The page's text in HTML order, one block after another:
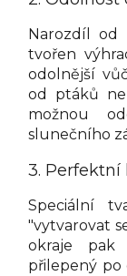
Narozdíl od
tvořen
odolnější
od ptáků
možnou
slunečního
3.
Speciální
"vytvarovat
okraje pak
přilepený po